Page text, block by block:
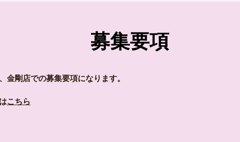
募集要項
金剛店での募集要項になります。
こちら